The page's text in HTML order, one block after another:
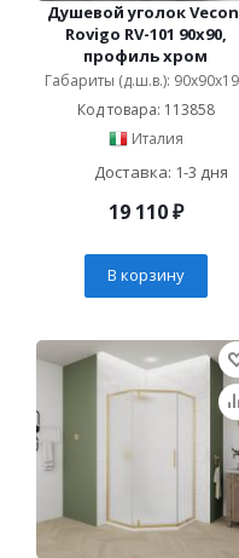
Душевой уголок
Rovigo RV-101 90x90,
профиль хром
Габариты (д.ш.в.):
Код товара: 113858
Италия
Доставка: 1-3 дня
19 110₽
В корзину